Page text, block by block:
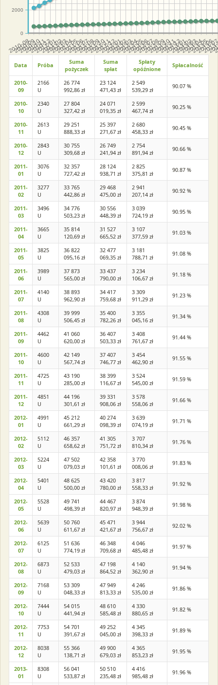
0
2000
Data Próba
Suma
pożyczek
Suma
spłat
Spłaty
opóźnione
Spłacalność
2010-
09
2166
U
26 774
992,86 zł
23 124
471,43 zł
2 549
539,29 zł
90.07 %
2010-
10
2340
U
27 804
327,42 zł
24 071
019,35 zł
2 599
467,74 zł
90.25 %
2010-
11
2613
U
29 251
888,33 zł
25 397
271,67 zł
2 680
458,33 zł
90.45 %
2010-
12
2843
U
30 755
309,68 zł
26 749
241,94 zł
2 754
891,94 zł
90.66 %
2011-
01
3076
U
32 357
727,42 zł
28 124
938,71 zł
2 825
375,81 zł
90.87 %
2011-
02
3277
U
33 765
442,86 zł
29 468
475,00 zł
2 941
207,14 zł
90.92 %
2011-
03
3496
U
34 776
503,23 zł
30 556
448,39 zł
3 039
724,19 zł
90.95 %
2011-
04
3665
U
35 814
120,69 zł
31 527
665,52 zł
3 107
377,59 zł
91.03 %
2011-
05
3825
U
36 822
095,16 zł
32 477
069,35 zł
3 181
788,71 zł
91.08 %
2011-
06
3989
U
37 873
565,00 zł
33 437
790,00 zł
3 234
106,67 zł
91.18 %
2011-
07
4140
U
38 893
962,90 zł
34 417
759,68 zł
3 309
911,29 zł
91.23 %
2011-
08
4308
U
39 999
506,45 zł
35 400
782,26 zł
3 355
045,16 zł
91.34 %
2011-
09
4462
U
41 060
620,00 zł
36 407
503,33 zł
3 408
761,67 zł
91.44 %
2011-
10
4600
U
42 149
567,74 zł
37 407
746,77 zł
3 454
462,90 zł
91.55 %
2011-
11
4725
U
43 190
285,00 zł
38 399
116,67 zł
3 524
545,00 zł
91.59 %
2011-
12
4851
U
44 196
301,61 zł
39 331
908,06 zł
3 578
558,06 zł
91.66 %
2012-
01
4991
U
45 212
661,29 zł
40 274
098,39 zł
3 639
074,19 zł
91.71 %
2012-
02
5112
U
46 357
658,62 zł
41 305
751,72 zł
3 707
810,34 zł
91.76 %
2012-
03
5224
U
47 502
079,03 zł
42 358
101,61 zł
3 770
008,06 zł
91.83 %
2012-
04
5401
U
48 625
500,00 zł
43 420
780,00 zł
3 817
558,33 zł
91.92 %
2012-
05
5528
U
49 741
498,39 zł
44 467
820,97 zł
3 874
948,39 zł
91.98 %
2012-
06
5639
U
50 760
611,67 zł
45 471
421,67 zł
3 944
756,67 zł
92.02 %
2012-
07
6125
U
51 636
774,19 zł
46 348
709,68 zł
4 046
485,48 zł
91.97 %
2012-
08
6873
U
52 533
479,03 zł
47 198
864,52 zł
4 140
362,90 zł
91.94 %
2012-
09
7168
U
53 309
048,33 zł
47 949
813,33 zł
4 246
535,00 zł
91.86 %
2012-
10
7444
U
54 015
441,94 zł
48 610
585,48 zł
4 330
880,65 zł
91.82 %
2012-
11
7753
U
54 701
391,67 zł
49 252
045,00 zł
4 345
398,33 zł
91.89 %
2012-
12
8038
U
55 366
138,71 zł
49 900
679,03 zł
4 365
853,23 zł
91.95 %
2013-
01
8308
U
56 041
533,87 zł
50 510
235,48 zł
4 416
985,48 zł
91.96 %